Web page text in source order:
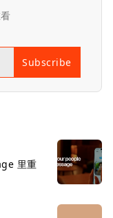
Subscribe
里重